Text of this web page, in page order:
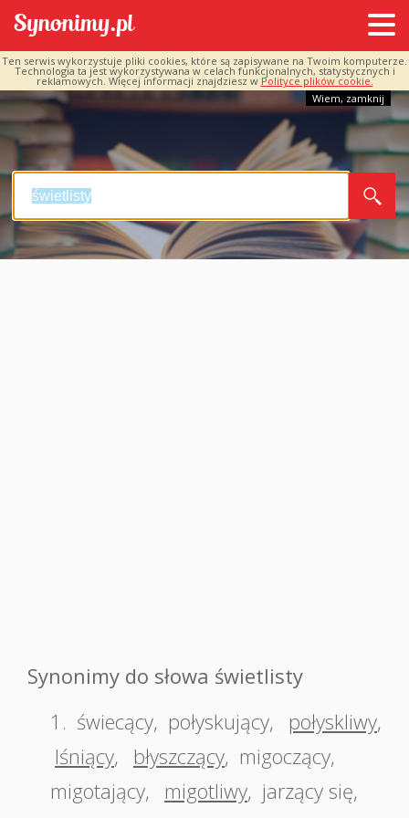
Ten serwis wykorzystuje pliki cookies, które są zapisywane na Twoim komputerze.
Technologia ta jest wykorzystywana w celach funkcjonalnych, statystycznych i
reklamowych. Więcej informacji znajdziesz w Polityce plików cookie.
Wiem, zamknij
Synonimy do słowa świetlisty
1. świecący, połyskujący, połyskliwy,
lśniący, błyszczący, migoczący,
migotający, migotliwy, jarzący się,